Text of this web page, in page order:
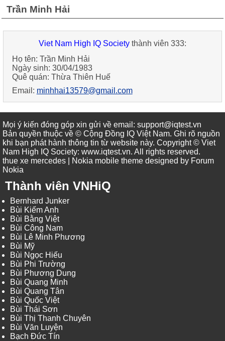
Trần Minh Hải
Viet Nam High IQ Societythành viên 333:
Họ tên: Trần Minh Hải
Ngày sinh: 30/04/1983
Quê quán: Thừa Thiên Huế
Email: minhhai13579@gmail.com
Mọi ý kiến đóng góp xin gửi về email: support@iqtest.vn
Bản quyền thuộc về © Cộng Đồng IQ Việt Nam. Ghi rõ nguồn
khi bạn phát hành thông tin từ website này. Copyright © Viet
Nam High IQ Society: www.iqtest.vn. All rights reserved.
thue xe mercedes | Nokia mobile theme designed by Forum
Nokia
Thành viên VNHiQ
Bernhard Junker
Bùi Kiếm Anh
Bùi Bằng Việt
Bùi Công Nam
Bùi Lê Minh Phương
Bùi Mỹ
Bùi Ngọc Hiếu
Bùi Phi Trường
Bùi Phương Dung
Bùi Quang Minh
Bùi Quang Tân
Bùi Quốc Việt
Bùi Thái Sơn
Bùi Thị Thanh Chuyên
Bùi Văn Luyện
Bạch Đức Tín